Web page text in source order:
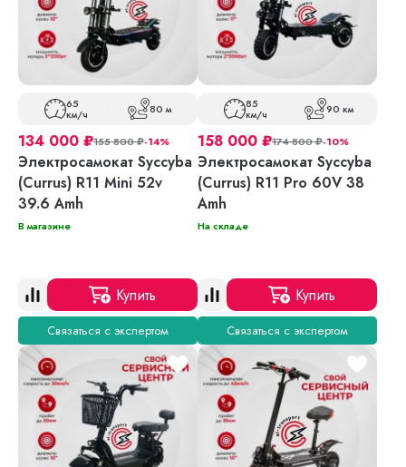
65
км/ч 80 м
134 000 ₽155 800₽-14%
Электросамокат Syccyba
(Currus) R11 Mini 52v
39.6 Amh
В магазине
Купить
Связаться с экспертом
85
км/ч 90 км
158 000 ₽174 800₽-10%
Электросамокат Syccyba
(Currus) R11 Pro 60V 38
Amh
На складе
Купить
Связаться с экспертом